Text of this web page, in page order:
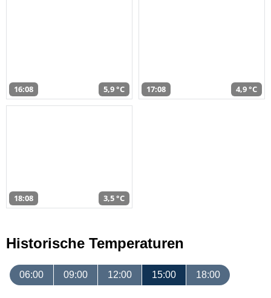
16:08 5,9 °C 17:08 4,9 °C
18:08 3,5 °C
Historische Temperaturen
06:00 09:00 12:00 15:00 18:00